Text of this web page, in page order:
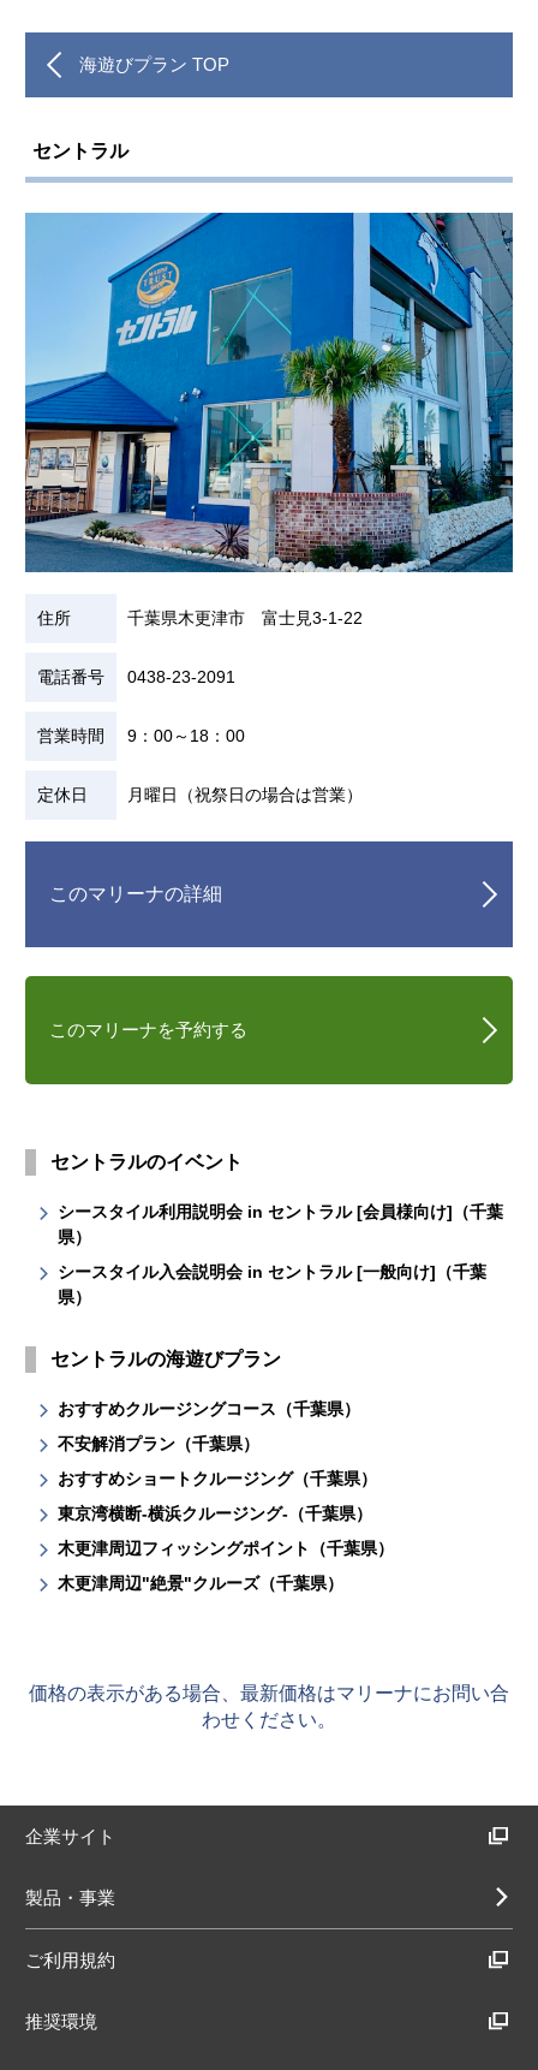
海遊びプラン TOP
セントラル
住所 千葉県木更津市 富士見3-1-22
電話番号 0438-23-2091
営業時間 9：00～18：00
定休日 月曜日（祝祭日の場合は営業）
このマリーナの詳細
このマリーナを予約する
セントラルのイベント
シースタイル利用説明会 in セントラル [会員様向け]（千葉
県）
シースタイル入会説明会 in セントラル [一般向け]（千葉
県）
セントラルの海遊びプラン
おすすめクルージングコース（千葉県）
不安解消プラン（千葉県）
おすすめショートクルージング（千葉県）
東京湾横断-横浜クルージング-（千葉県）
木更津周辺フィッシングポイント（千葉県）
木更津周辺"絶景"クルーズ（千葉県）
価格の表示がある場合、最新価格はマリーナにお問い合
わせください。
企業サイト
製品・事業
ご利用規約
推奨環境